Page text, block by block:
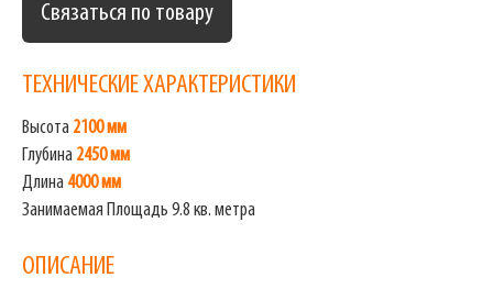
Связаться по товару
ТЕХНИЧЕСКИЕ ХАРАКТЕРИСТИКИ
Высота 2100 мм
Глубина 2450 мм
Длина 4000 мм
Занимаемая Площадь 9.8 кв. метра
ОПИСАНИЕ